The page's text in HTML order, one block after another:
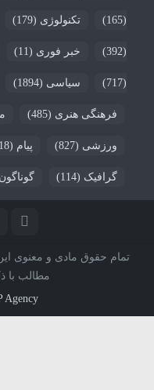
(165) تکنولوژی (179)
(392) خبر فوری (11)
(717) سیاسی (1894)
فرهنگی هنری (485)
ورزشی (827) پیام (18)
گرافیک (114) گوناگون
تمام حقوق مادی و معنوی
مطالب با
Agency